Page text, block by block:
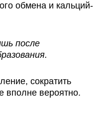
обмена и кальций-
после
сократить
вполне вероятно.